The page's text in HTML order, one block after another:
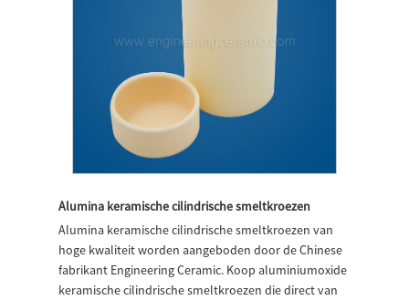
Alumina keramische cilindrische smeltkroezen
Alumina keramische cilindrische smeltkroezen van
hoge kwaliteit worden aangeboden door de Chinese
fabrikant Engineering Ceramic. Koop aluminiumoxide
keramische cilindrische smeltkroezen die direct van